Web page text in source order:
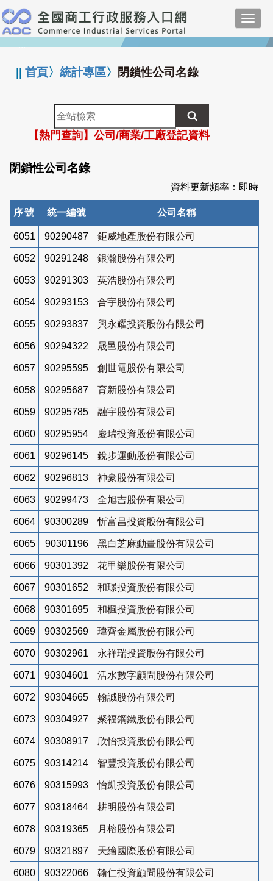
跳
到
主
要
:::
||首頁〉統計專區〉 閉鎖性公司名錄
全
站
檢
索
【熱門查詢】公司/商業/工廠登記資料
閉鎖性公司名錄
資料更新頻率：即時
序號 統一編號 公司名稱
6051 90290487 鉅威地產股份有限公司
6052 90291248 銀瀚股份有限公司
6053 90291303 英浩股份有限公司
6054 90293153 合宇股份有限公司
6055 90293837 興永耀投資股份有限公司
6056 90294322 晟邑股份有限公司
6057 90295595 創世電股份有限公司
6058 90295687 育新股份有限公司
6059 90295785 融宇股份有限公司
6060 90295954 慶瑞投資股份有限公司
6061 90296145 銳步運動股份有限公司
6062 90296813 神豪股份有限公司
6063 90299473 全旭吉股份有限公司
6064 90300289 忻富昌投資股份有限公司
6065 90301196 黑白芝麻動畫股份有限公司
6066 90301392 花甲樂股份有限公司
6067 90301652 和璟投資股份有限公司
6068 90301695 和楓投資股份有限公司
6069 90302569 瑋齊金屬股份有限公司
6070 90302961 永祥瑞投資股份有限公司
6071 90304601 活水數字顧問股份有限公司
6072 90304665 翰誠股份有限公司
6073 90304927 聚福鋼鐵股份有限公司
6074 90308917 欣怡投資股份有限公司
6075 90314214 智豐投資股份有限公司
6076 90315993 怡凱投資股份有限公司
6077 90318464 耕明股份有限公司
6078 90319365 月榕股份有限公司
6079 90321897 天繪國際股份有限公司
6080 90322066 翰仁投資顧問股份有限公司